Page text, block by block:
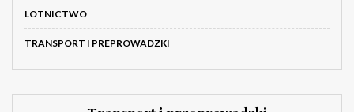
LOTNICTWO
TRANSPORT I PREPROWADZKI